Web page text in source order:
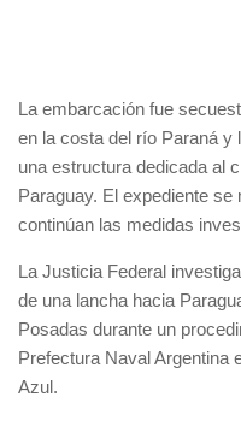
La embarcación fue
en la costa del río Paraná y
una estructura dedicada al
Paraguay. El expediente
continúan las medidas
La Justicia Federal
de una lancha hacia
Posadas durante un
Prefectura Naval Argentina
Azul.